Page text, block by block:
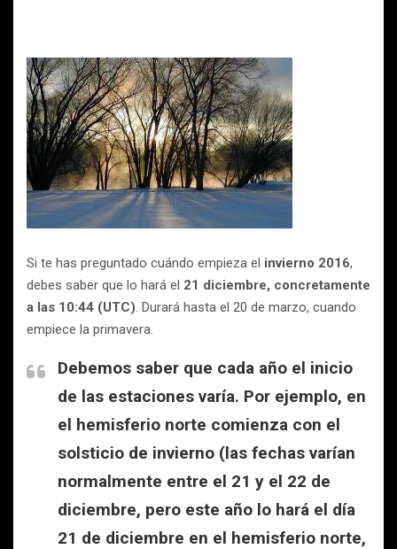
Si te has preguntado cuándo empieza el invierno 2016,
debes saber que lo hará el 21 diciembre, concretamente
a las 10:44 (UTC). Durará hasta el 20 de marzo, cuando
empiece la primavera.
Debemos saber que cada año el inicio
de las estaciones varía. Por ejemplo, en
el hemisferio norte comienza con el
solsticio de invierno (las fechas varían
normalmente entre el 21 y el 22 de
diciembre, pero este año lo hará el día
21 de diciembre en el hemisferio norte,